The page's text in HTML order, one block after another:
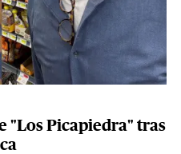
"Los Picapiedra" tras